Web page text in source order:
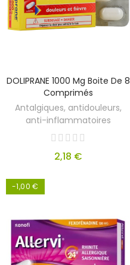
DOLIPRANE 1000 Mg Boite De 8
Comprimés
Antalgiques, antidouleurs,
anti-inflammatoires
2,18 €
-1,00 €